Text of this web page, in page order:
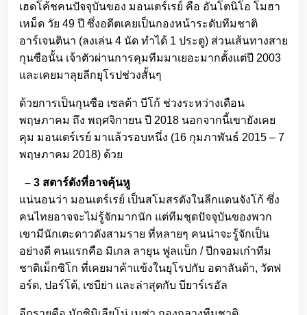
เฮดโค้ชคนปัจจุบันของ มอนเตร์เรย์ คือ อันโตนิโอ โมฮา
เหม็ด วัย 49 ปี ซึ่งอดีตเคยเป็นกองหน้าระดับทีมชาติ
อาร์เจนตินา (ลงเล่น 4 นัด ทำได้ 1 ประตู) ส่วนเส้นทางสาย
กุนซือนั้น เจ้าตัวผ่านการคุมทีมมาเยอะมากตั้งแต่ปี 2003
และเคยมาลุยลีกยุโรปช่วงสั้นๆ
ด้วยการเป็นกุนซือ เซลต้า บีโก้ ช่วงระหว่างเดือน
พฤษภาคม ถึง พฤศจิกายน ปี 2018 นอกจากนี้เขายังเคย
คุม มอนเตร์เรย์ มาแล้วรอบหนึ่ง (16 กุมภาพันธ์ 2015 – 7
พฤษภาคม 2018) ด้วย
– 3 สตาร์ดังที่อาจคุ้นหู
แน่นอนว่า มอนเตร์เรย์ เป็นสโมสรดังในลีกแดนจังโก้ ซึ่ง
คนไทยอาจจะไม่รู้จักมากนัก แต่ทีมชุดปัจจุบันของพวก
เขามีนักเตะดาวดังสามราย ที่หลายๆ คนน่าจะรู้จักเป็น
อย่างดี คนแรกคือ มิเกล ลายุน ฟูลแบ็ก / ปีกจอมเก๋าทีม
ชาติเม็กซิโก ที่เคยมาค้าแข้งในยุโรปกับ อตาลันต้า, วัตฟ
อร์ด, ปอร์โต้, เซบีย่า และล่าสุดกับ บียาร์เรอัล